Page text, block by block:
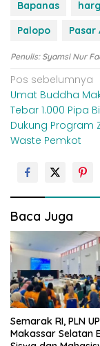
Bapanas
Palopo
Pasar
Penulis: Syamsi Nur
N
a
v
i
s
i
p
o
s
Pos sebelumnya
Umat Buddha
Tebar 1.000 Pipa
Dukung Program
Waste Pemkot
Baca Juga
Semarak RI, PLN
Makassar Selatan